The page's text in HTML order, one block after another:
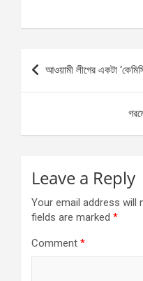
Post
navigation
আওয়ামী লীগের একটা
Leave a Reply
Your email address will
fields are marked *
Comment *